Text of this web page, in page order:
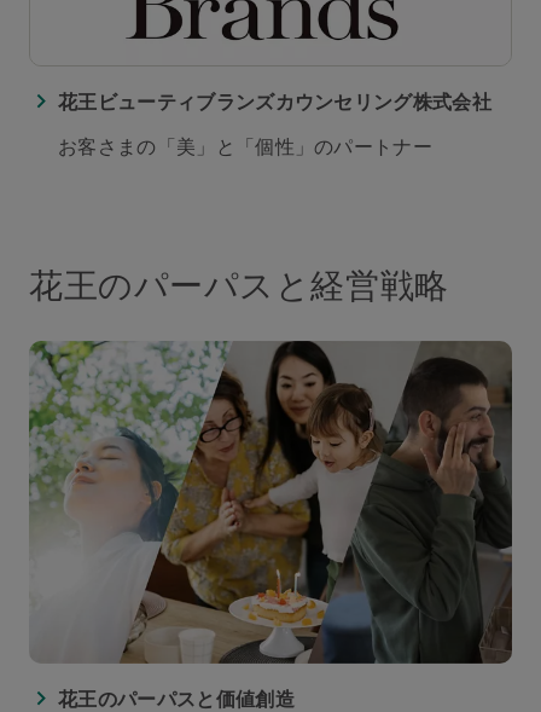
花王ビューティブランズカウンセリング株式会社
お客さまの「美」と「個性」のパートナー
花王のパーパスと経営戦略
花王のパーパスと価値創造